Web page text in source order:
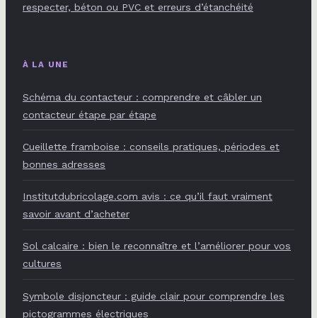
respecter, béton ou PVC et erreurs d’étanchéité
À LA UNE
Schéma du contacteur : comprendre et câbler un
contacteur étape par étape
Cueillette framboise : conseils pratiques, périodes et
bonnes adresses
Institutdubricolage.com avis : ce qu’il faut vraiment
savoir avant d’acheter
Sol calcaire : bien le reconnaître et l’améliorer pour vos
cultures
Symbole disjoncteur : guide clair pour comprendre les
pictogrammes électriques